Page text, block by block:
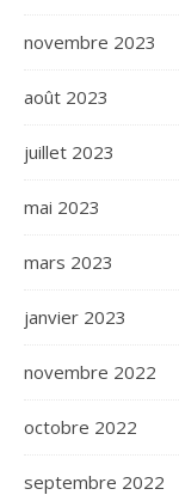
novembre 2023
août 2023
juillet 2023
mai 2023
mars 2023
janvier 2023
novembre 2022
octobre 2022
septembre 2022